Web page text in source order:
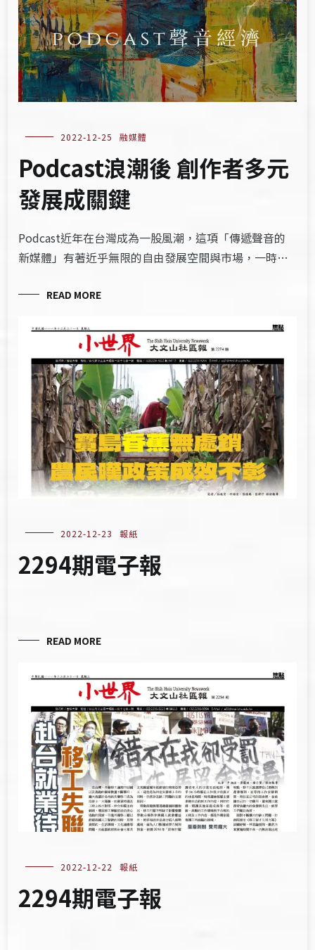
2022-12-25 融媒體
Podcast浪潮後 創作者多元
發展成關鍵
Podcast近年在台灣成為一股風潮，這項「傳遞聲音的
新媒體」有著近乎無限的自由發展空間與市場，一時…
READ MORE
2022-12-23 報紙
2294期電子報
READ MORE
2022-12-22 報紙
2294期電子報